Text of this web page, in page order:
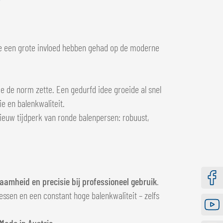
grote invloed hebben gehad op de moderne
norm zette. Een gedurfd idee groeide al snel
en balenkwaliteit.
tijdperk van ronde balenpersen: robuust,
en precisie bij professioneel gebruik.
en een constant hoge balenkwaliteit – zelfs